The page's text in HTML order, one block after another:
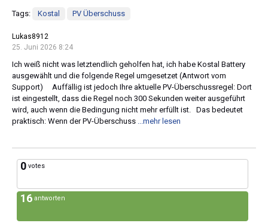
Tags: Kostal PV Überschuss
Lukas8912
25. Juni 2026 8:24
Ich weiß nicht was letztendlich geholfen hat, ich habe Kostal Battery
ausgewählt und die folgende Regel umgesetzet (Antwort vom
Support) Auffällig ist jedoch Ihre aktuelle PV-Überschussregel: Dort
ist eingestellt, dass die Regel noch 300 Sekunden weiter ausgeführt
wird, auch wenn die Bedingung nicht mehr erfüllt ist. Das bedeutet
praktisch: Wenn der PV-Überschuss
...mehr lesen
0 votes
16 antworten